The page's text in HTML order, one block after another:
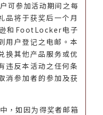
可参加活动期间之每
品将于获奖后一个月
和FootLocker电子
用户登记之电邮。本
换其他产品服务或优
违反本活动之任何条
消参加者的参加及获
，如因为得奖者邮箱